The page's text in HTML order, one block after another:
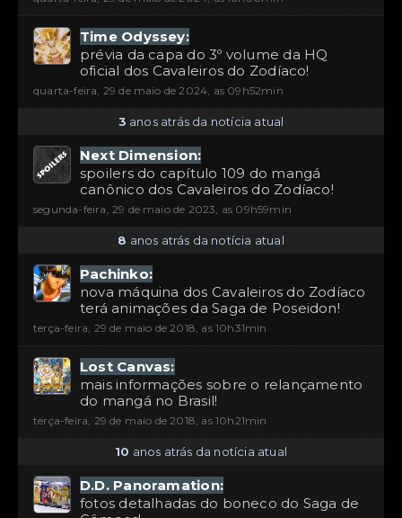
Time Odyssey:
prévia da capa do 3º volume da HQ
oficial dos Cavaleiros do Zodíaco!
quarta-feira, 29 de maio de 2024, as 09h52min
3 anos atrás da notícia atual
Next Dimension:
spoilers do capítulo 109 do mangá
canônico dos Cavaleiros do Zodíaco!
segunda-feira, 29 de maio de 2023, as 09h59min
8 anos atrás da notícia atual
Pachinko:
nova máquina dos Cavaleiros do Zodíaco
terá animações da Saga de Poseidon!
terça-feira, 29 de maio de 2018, as 10h31min
Lost Canvas:
mais informações sobre o relançamento
do mangá no Brasil!
terça-feira, 29 de maio de 2018, as 10h21min
10 anos atrás da notícia atual
D.D. Panoramation:
fotos detalhadas do boneco do Saga de